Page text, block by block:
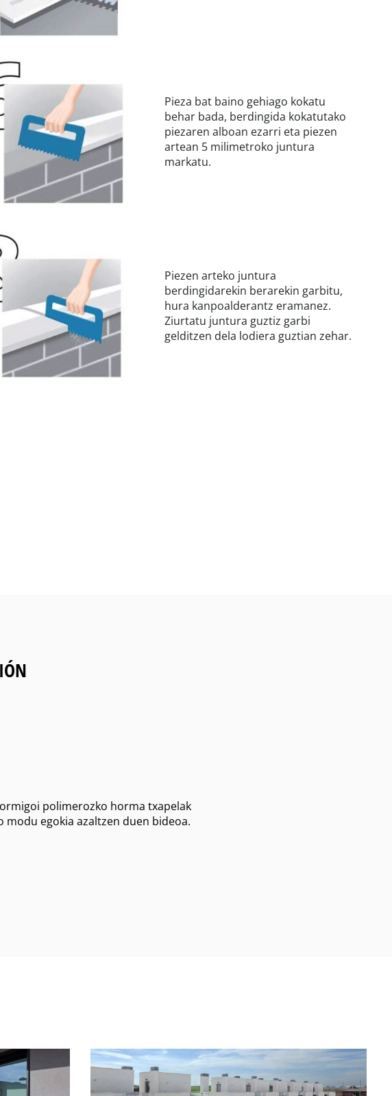
Pieza bat baino gehiago kokatu
behar bada, berdingida kokatutako
piezaren alboan ezarri eta piezen
artean 5 milimetroko juntura
markatu.
Piezen arteko juntura
berdingidarekin berarekin garbitu,
hura kanpoalderantz eramanez.
Ziurtatu juntura guztiz garbi
gelditzen dela lodiera guztian zehar.
polimerozko horma txapelak
modu egokia azaltzen duen bideoa.